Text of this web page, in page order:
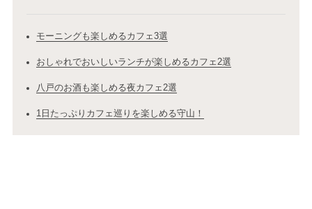
モーニングも楽しめるカフェ3選
おしゃれでおいしいランチが楽しめるカフェ2選
八戸のお酒も楽しめる夜カフェ2選
1日たっぷりカフェ巡りを楽しめる守山！